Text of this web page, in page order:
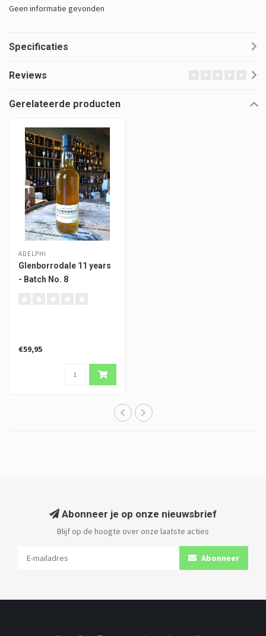
Geen informatie gevonden
Specificaties
Reviews
Gerelateerde producten
ADELPHI
Glenborrodale 11 years
- Batch No. 8
€59,95
Abonneer je op onze nieuwsbrief
Blijf op de hoogte over onze laatste acties
Abonneer